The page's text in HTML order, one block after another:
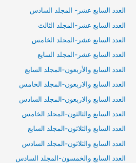
العدد السابع عشر- المجلد السادس
العدد السابع عشر-المجلد الثالث
العدد السابع عشر-المجلد الخامس
العدد السابع عشر-المجلد السايع
العدد السابع والأربعون-المجلد السابع
العدد السابع والاربعون-المجلد الخامس
العدد السابع والاربعون-المجلد السادس
العدد السابع والثالثون-المجلد الخامس
العدد السابع والثلاثون-المجلد السابع
العدد السابع والثلاثون-المجلد السادس
العدد السابع والخمسون-المجلد السادس